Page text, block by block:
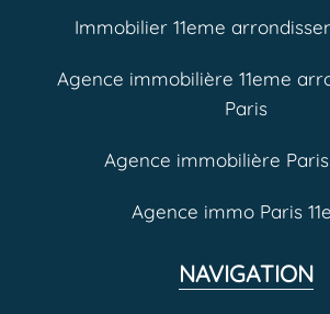
Immobilier 11eme
Agence immobilière 11eme
Paris
Agence immobilière Paris
Agence immo Paris
NAVIGATION